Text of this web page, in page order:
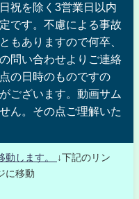
祝を除く3営業日以内
です。不慮による事故
もありますので何卒、
問い合わせよりご連絡
の日時のものですの
ございます。動画サム
ん。その点ご理解いた
動します。
↓下記のリン
に移動